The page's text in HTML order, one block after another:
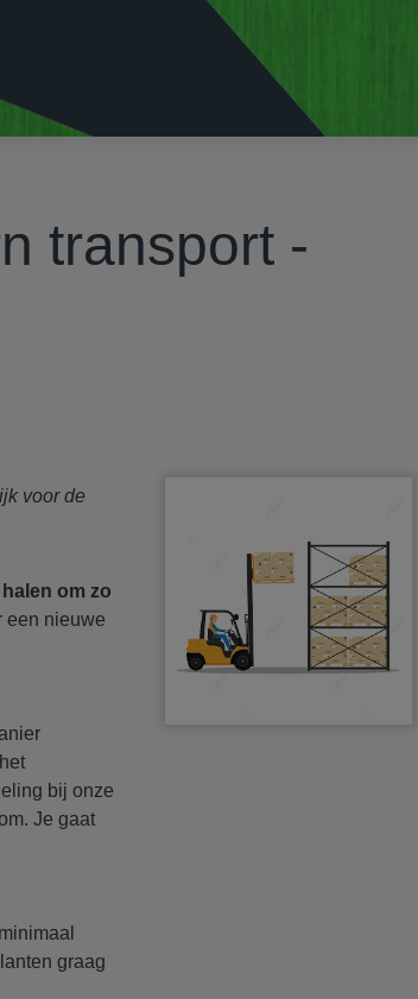
transport -
voor de
om zo
een nieuwe
bij onze
Je gaat
graag